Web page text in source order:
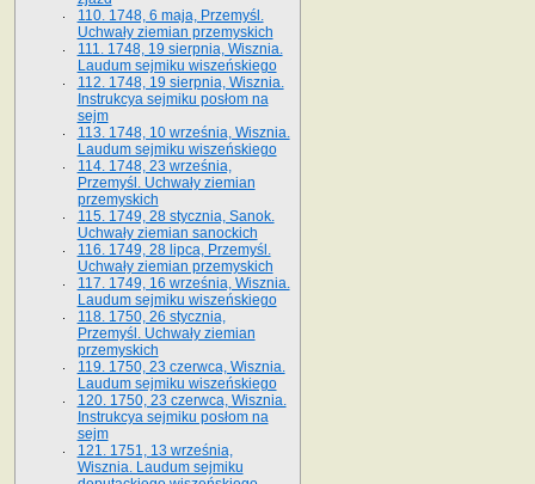
110. 1748, 6 maja, Przemyśl.
Uchwały ziemian przemyskich
111. 1748, 19 sierpnia, Wisznia.
Laudum sejmiku wiszeńskiego
112. 1748, 19 sierpnia, Wisznia.
Instrukcya sejmiku posłom na
sejm
113. 1748, 10 września, Wisznia.
Laudum sejmiku wiszeńskiego
114. 1748, 23 września,
Przemyśl. Uchwały ziemian
przemyskich
115. 1749, 28 stycznia, Sanok.
Uchwały ziemian sanockich
116. 1749, 28 lipca, Przemyśl.
Uchwały ziemian przemyskich
117. 1749, 16 września, Wisznia.
Laudum sejmiku wiszeńskiego
118. 1750, 26 stycznia,
Przemyśl. Uchwały ziemian
przemyskich
119. 1750, 23 czerwca, Wisznia.
Laudum sejmiku wiszeńskiego
120. 1750, 23 czerwca, Wisznia.
Instrukcya sejmiku posłom na
sejm
121. 1751, 13 września,
Wisznia. Laudum sejmiku